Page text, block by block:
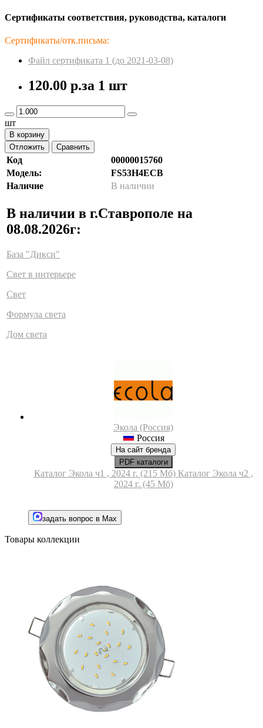
Сертификаты соответствия, руководства, каталоги
Сертификаты/отк.письма:
Файл сертификата 1 (до 2021-03-08)
120.00 р.за 1 шт
шт
В корзину
Отложить
Сравнить
Код
00000015760
Модель:
FS53H4ECB
Наличие
В наличии
В наличии в г.Ставрополе на
08.08.2026г:
База "Дикси"
Свет в интерьере
Свет
Формула света
Дом света
Экола (Россия)
Россия
На сайт бренда
PDF каталоги
Каталог Экола ч1 , 2024 г. (215 Мб) Каталог Экола ч2 ,
2024 г. (45 Мб)
задать вопрос в Max
Товары коллекции